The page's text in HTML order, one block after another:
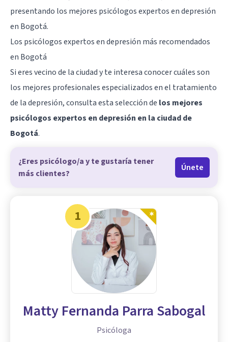
presentando los mejores psicólogos expertos en depresión
en Bogotá.
Los psicólogos expertos en depresión más recomendados
en Bogotá
Si eres vecino de la ciudad y te interesa conocer cuáles son
los mejores profesionales especializados en el tratamiento
de la depresión, consulta esta selección de los mejores
psicólogos expertos en depresión en la ciudad de
Bogotá.
¿Eres psicólogo/a y te gustaría tener
más clientes?
Únete
1
Matty Fernanda Parra Sabogal
Psicóloga